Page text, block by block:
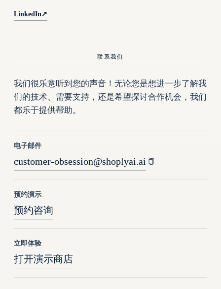
LinkedIn↗
联系我们
我们很乐意听到您的声音！无论您是想进一步了解我
们的技术、需要支持，还是希望探讨合作机会，我们
都乐于提供帮助。
电子邮件
customer-obsession@shoplyai.ai
预约演示
预约咨询
立即体验
打开演示商店